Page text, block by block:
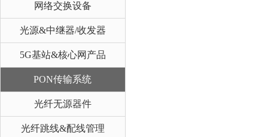
网络交换设备
光源&中继器/收发器
5G基站&核心网产品
PON传输系统
光纤无源器件
光纤跳线&配线管理